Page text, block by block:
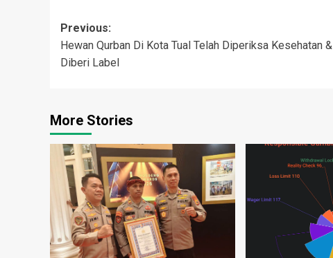
Post
navigation
Previous:
Hewan Qurban Di Kota Tual Telah Diperiksa Kesehatan &
Diberi Label
More Stories